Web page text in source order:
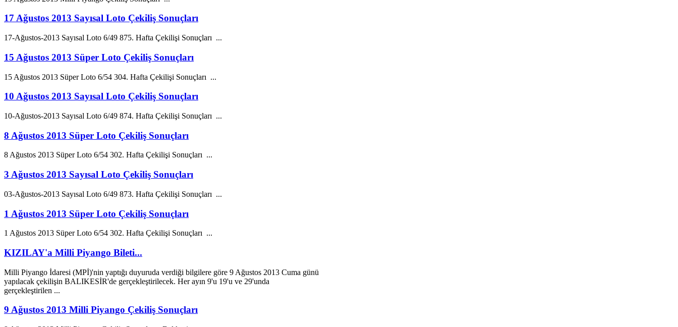
17 Ağustos 2013 Sayısal Loto Çekiliş Sonuçları
17-Ağustos-2013 Sayısal Loto 6/49 875. Hafta Çekilişi Sonuçları ...
15 Ağustos 2013 Süper Loto Çekiliş Sonuçları
15 Ağustos 2013 Süper Loto 6/54 304. Hafta Çekilişi Sonuçları ...
10 Ağustos 2013 Sayısal Loto Çekiliş Sonuçları
10-Ağustos-2013 Sayısal Loto 6/49 874. Hafta Çekilişi Sonuçları ...
8 Ağustos 2013 Süper Loto Çekiliş Sonuçları
8Ağustos 2013 Süper Loto 6/54 302. Hafta Çekilişi Sonuçları ...
3 Ağustos 2013 Sayısal Loto Çekiliş Sonuçları
03-Ağustos-2013 Sayısal Loto 6/49 873. Hafta Çekilişi Sonuçları ...
1 Ağustos 2013 Süper Loto Çekiliş Sonuçları
1 Ağustos 2013 Süper Loto 6/54 302. Hafta Çekilişi Sonuçları ...
KIZILAY'a Milli Piyango Bileti...
Milli Piyango İdaresi (MPİ)'nin yaptığı duyuruda verdiği bilgilere göre 9 Ağustos 2013 Cuma günü
yapılacak çekilişin BALIKESİR'de gerçekleştirilecek. Her ayın 9'u 19'u ve 29'unda
gerçekleştirilen ...
9 Ağustos 2013 Milli Piyango Çekiliş Sonuçları